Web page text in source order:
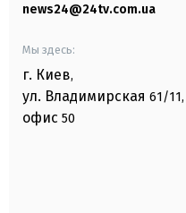
news24@24tv.com.ua
Мы здесь:
г. Киев,
ул. Владимирская 61/11,
офис 50